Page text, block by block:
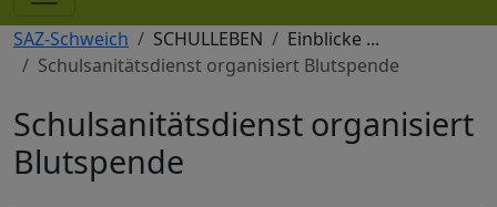
SAZ-Schweich SCHULLEBEN
Einblicke ...
Schulsanitätsdienst organisiert Blutspende
Schulsanitätsdienst organisiert
Blutspende